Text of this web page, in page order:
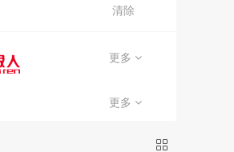
清除
更多
更多